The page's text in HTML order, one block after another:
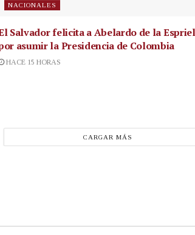
NACIONALES
Salvador felicita a Abelardo de la
asumir la Presidencia de Colombia
HACE 15 HORAS
CARGAR MÁS